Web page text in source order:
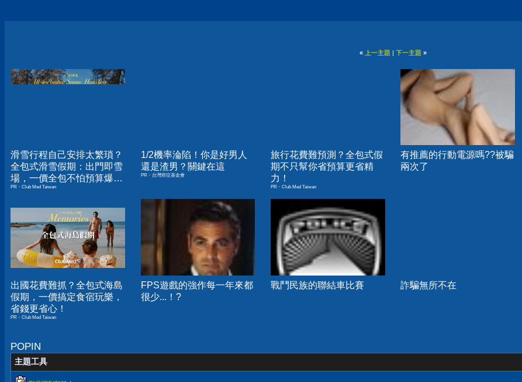
« 上一主題 | 下一主題 »
滑雪行程自己安排太繁瑣？
全包式滑雪假期：出門即雪
場，一價全包不怕預算爆
表！
PR・Club Med Taiwan
1/2機率淪陷！你是好男人
還是渣男？關鍵在這
PR・台灣癌症基金會
旅行花費難預測？全包式假
期不只幫你省預算更省精
力！
PR・Club Med Taiwan
有推薦的行動電源嗎??被騙
兩次了
出國花費難抓？全包式海島
假期，一價搞定食宿玩樂，
省錢更省心！
PR・Club Med Taiwan
FPS遊戲的強作每一年來都
很少...！?
戰鬥民族的聯結車比賽 詐騙無所不在
POPIN
主題工具